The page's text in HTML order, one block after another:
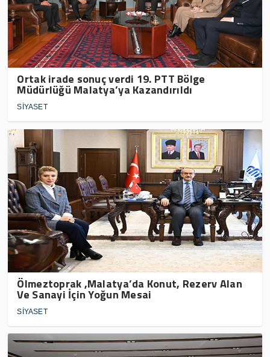
Ortak irade sonuç verdi 19. PTT Bölge
Müdürlüğü Malatya’ya Kazandırıldı
SİYASET
Ölmeztoprak ,Malatya’da Konut, Rezerv Alan
Ve Sanayi İçin Yoğun Mesai
SİYASET